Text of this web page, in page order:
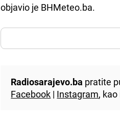
objavio je BHMeteo.ba.
Radiosarajevo.ba pratite
Facebook | Instagram,